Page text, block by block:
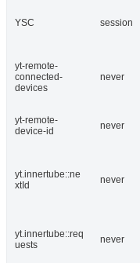
YSC session
yt-remote-
connected-
devices
never
yt-remote-
device-id
never
yt.innertube::ne
xtId
never
yt.innertube::req
uests
never